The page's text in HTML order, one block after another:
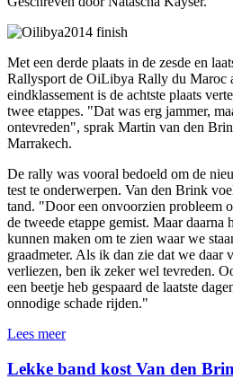
Met een derde plaats in de zesde en
Rallysport de OiLibya Rally du Maroc
eindklassement is de achtste plaats
twee etappes. "Dat was erg jammer,
ontevreden", sprak Martin van den
Marrakech.
De rally was vooral bedoeld om de
test te onderwerpen. Van den Brink
tand. "Door een onvoorzien probleem
de tweede etappe gemist. Maar daarna
kunnen maken om te zien waar we
graadmeter. Als ik dan zie dat we daar
verliezen, ben ik zeker wel tevreden.
een beetje heb gespaard de laatste
onnodige schade rijden."
Lees meer
Lekke band kost Van den